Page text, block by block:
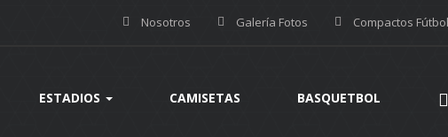
Nosotros Galería Fotos Compactos Fútbol
ESTADIOS CAMISETAS BASQUETBOL